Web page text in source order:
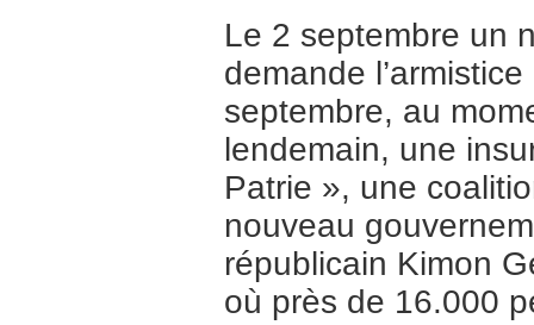
Le 2 septembre un
demande
septembre, au
lendemain, une
Patrie », une
nouveau
républicain Kimon
où près de 16.000